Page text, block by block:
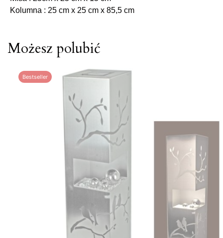
Kolumna : 25 cm x 25 cm x 85,5 cm
Możesz polubić
Bestseller